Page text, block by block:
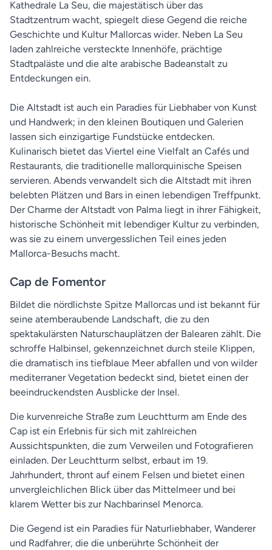
Kathedrale La Seu, die majestätisch über das
Stadtzentrum wacht, spiegelt diese Gegend die reiche
Geschichte und Kultur Mallorcas wider. Neben La Seu
laden zahlreiche versteckte Innenhöfe, prächtige
Stadtpaläste und die alte arabische Badeanstalt zu
Entdeckungen ein.
Die Altstadt ist auch ein Paradies für Liebhaber von Kunst
und Handwerk; in den kleinen Boutiquen und Galerien
lassen sich einzigartige Fundstücke entdecken.
Kulinarisch bietet das Viertel eine Vielfalt an Cafés und
Restaurants, die traditionelle mallorquinische Speisen
servieren. Abends verwandelt sich die Altstadt mit ihren
belebten Plätzen und Bars in einen lebendigen Treffpunkt.
Der Charme der Altstadt von Palma liegt in ihrer Fähigkeit,
historische Schönheit mit lebendiger Kultur zu verbinden,
was sie zu einem unvergesslichen Teil eines jeden
Mallorca-Besuchs macht.
Cap de Fomentor
Bildet die nördlichste Spitze Mallorcas und ist bekannt für
seine atemberaubende Landschaft, die zu den
spektakulärsten Naturschauplätzen der Balearen zählt. Die
schroffe Halbinsel, gekennzeichnet durch steile Klippen,
die dramatisch ins tiefblaue Meer abfallen und von wilder
mediterraner Vegetation bedeckt sind, bietet einen der
beeindruckendsten Ausblicke der Insel.
Die kurvenreiche Straße zum Leuchtturm am Ende des
Cap ist ein Erlebnis für sich mit zahlreichen
Aussichtspunkten, die zum Verweilen und Fotografieren
einladen. Der Leuchtturm selbst, erbaut im 19.
Jahrhundert, thront auf einem Felsen und bietet einen
unvergleichlichen Blick über das Mittelmeer und bei
klarem Wetter bis zur Nachbarinsel Menorca.
Die Gegend ist ein Paradies für Naturliebhaber, Wanderer
und Radfahrer, die die unberührte Schönheit der